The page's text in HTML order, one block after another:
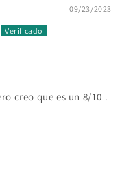
09/23/2023
creo que es un 8/10 .